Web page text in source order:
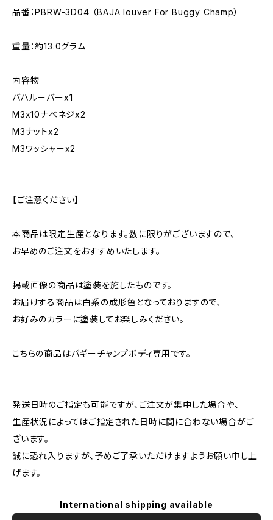
品番：PBRW-3D04 （BAJA louver For Buggy Champ）
重量：約13.0グラム
内容物
バハルーバーx1
M3x10ナベネジx2
M3ナットx2
M3ワッシャーx2
【ご注意ください】
本商品は限定生産となります。数に限りがございますので、
お早めのご注文をおすすめいたします。
掲載画像の商品は塗装を施したものです。
お届けする商品は白系の成形色となっておりますので、
お好みのカラーに塗装してお楽しみください。
こちらの商品はバギーチャンプボディ専用です。
発送日時のご指定も可能ですが、ご注文が集中した場合や、
生産状況によってはご指定された日時に間に合わない場合がご
ざいます。
誠に恐れ入りますが、予めご了承いただけますようお願い申し上
げます。
International shipping available